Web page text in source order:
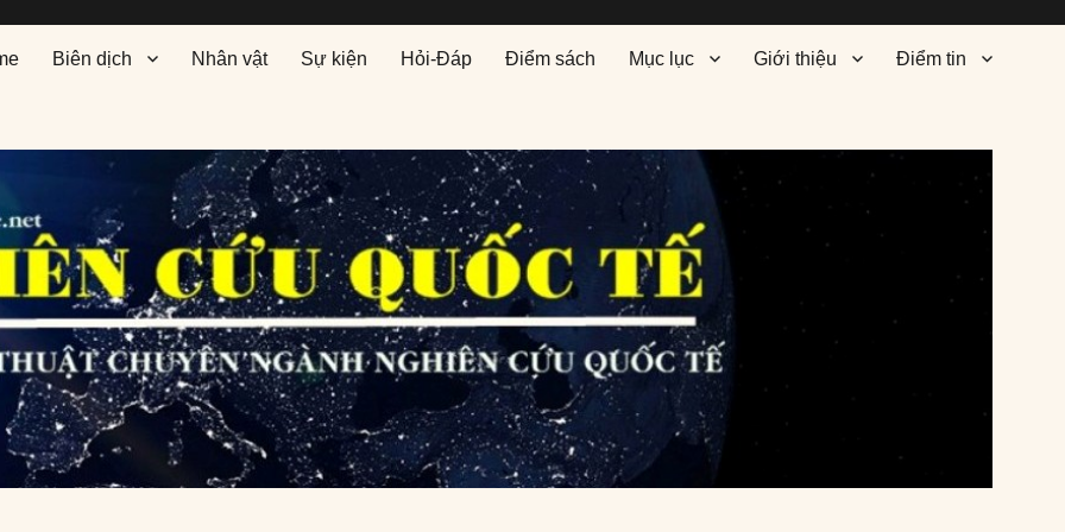
Biên dịch Nhân vật Sự kiện Hỏi-Đáp Điểm sách Mục lục Giới thiệu Điểm tin